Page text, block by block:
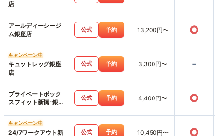
店
アールディーシージ
ム銀座店
公式 予約 13,200円〜 ○
キャンペーン中
キュットレッグ銀座
店
公式 予約 3,300円〜 -
プライベートボック
スフィット新橋･銀座
公式 予約 4,400円〜 ○
キャンペーン中
24/7ワークアウト新
公式 予約 10,450円〜 ○